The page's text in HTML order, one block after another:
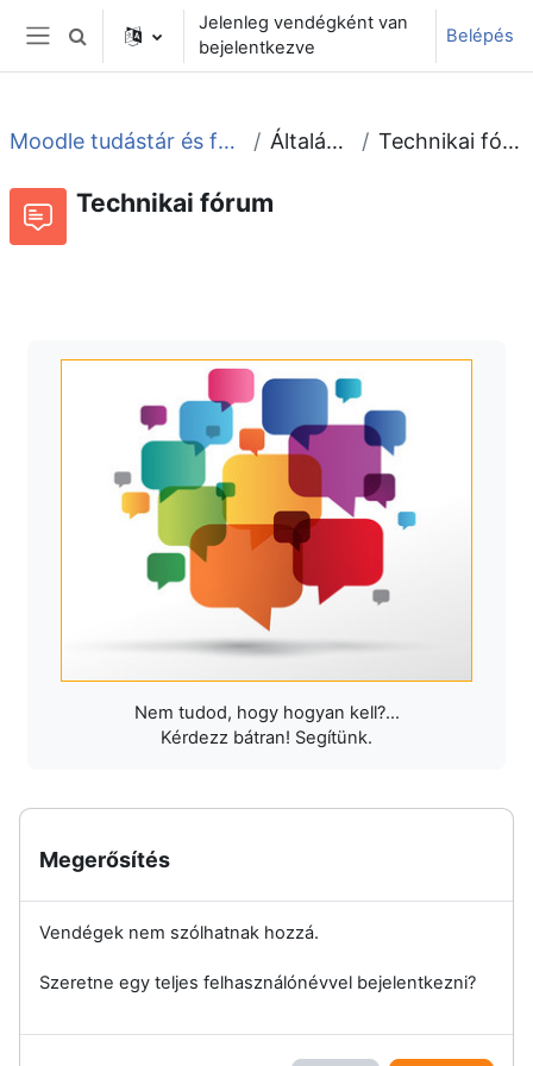
Tovább a fő tartalomhoz
Oldalpanel
Keresési bemeneti adatok váltása
Jelenleg vendégként van
bejelentkezve
Belépés
Moodle tudástár és fórum Általános Technikai fórum
Technikai fórum
Nem tudod, hogy hogyan kell?...
Kérdezz bátran! Segítünk.
Megerősítés
Vendégek nem szólhatnak hozzá.
Szeretne egy teljes felhasználónévvel bejelentkezni?